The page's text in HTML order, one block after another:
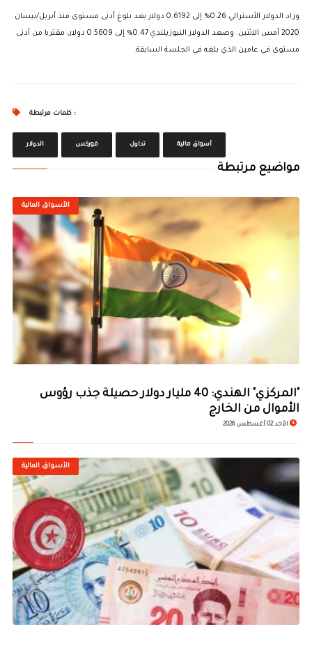
وزاد الدولار الأسترالي 0.26% إلى 0.6192 دولار بعد بلوغ أدنى مستوى منذ أبريل/نيسان
2020 أمس الاثنين. وصعد الدولار النيوزيلندي 0.47% إلى 0.5609 دولار، مقتربا من أدنى
مستوى في عامين الذي بلغه في الجلسة السابقة.
كلمات مرتبطة :
الدولار فوركس تداول أسواق مالية
مواضيع مرتبطة
الأسواق المالية
"المركزي" الهندي: 40 مليار دولار حصيلة جذب رؤوس
الأموال من الخارج
الأحد 02 أغسطس 2026
الأسواق المالية